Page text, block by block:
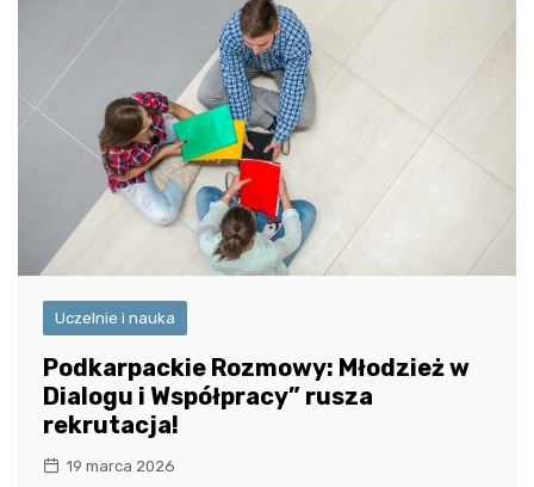
Uczelnie i nauka
Podkarpackie Rozmowy: Młodzież w
Dialogu i Współpracy” rusza
rekrutacja!
19 marca 2026